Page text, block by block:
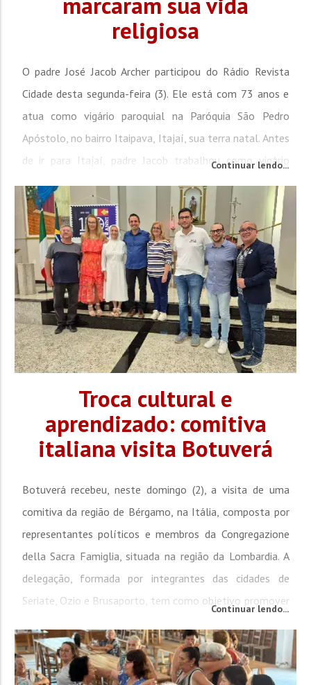
religiosa
O padre José Jacob Archer participou do Rádio Revista
Cidade desta segunda-feira (3). Ele está com 73 anos e
atua como vigário paroquial na Paróquia São Pedro
Apóstolo, no bairro Itaipava, Itajaí, sua terra natal. Antes
de ir para Itajaí, padre Jacob trabalhou como vigário
quase três anos. “Nova Trento é a cidade que o pai
nasceu,...
Continuar lendo...
Troca cultural e
aprendizado: comitiva
italiana visita Botuverá
Botuverá recebeu, neste domingo (2), a visita de uma
comitiva da região de Bérgamo, na Itália, composta por
representantes políticos e membros da Congregazione
della Sacra Famiglia, situada na região da Lombardia. A
delegação, formada por integrantes das cidades de
Seriate, Ozio e Brusaporto, tem como objetivo promover
as regiões. A programação da...
Continuar lendo...